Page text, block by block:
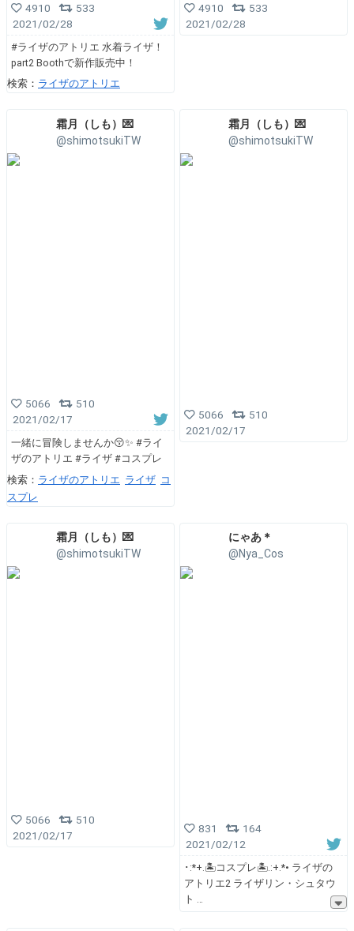
4910
533
2021/02/28
#ライザのアトリエ 水着ライザ！
part2 Boothで新作販売中！
検索： ライザのアトリエ
4910
533
2021/02/28
霜月（しも）💌
@shimotsukiTW
5066
510
2021/02/17
一緒に冒険しませんか😚✨ #ライ
ザのアトリエ #ライザ #コスプレ
検索： ライザのアトリエ ライザ コ
スプレ
霜月（しも）💌
@shimotsukiTW
5066
510
2021/02/17
霜月（しも）💌
@shimotsukiTW
5066
510
2021/02/17
にゃあ＊
@Nya_Cos
831
164
2021/02/12
･:*+.🏝コスプレ🏝.:+.*• ライザの
アトリエ2 ライザリン・シュタウ
ト